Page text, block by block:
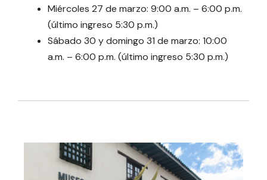
Miércoles 27 de marzo: 9:00 a.m. – 6:00 p.m.
(último ingreso 5:30 p.m.)
Sábado 30 y domingo 31 de marzo: 10:00
a.m. – 6:00 p.m. (último ingreso 5:30 p.m.)